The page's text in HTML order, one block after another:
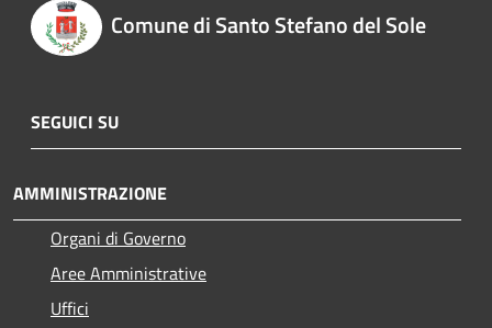
Comune di Santo Stefano del Sole
SEGUICI SU
AMMINISTRAZIONE
Organi di Governo
Aree Amministrative
Uffici